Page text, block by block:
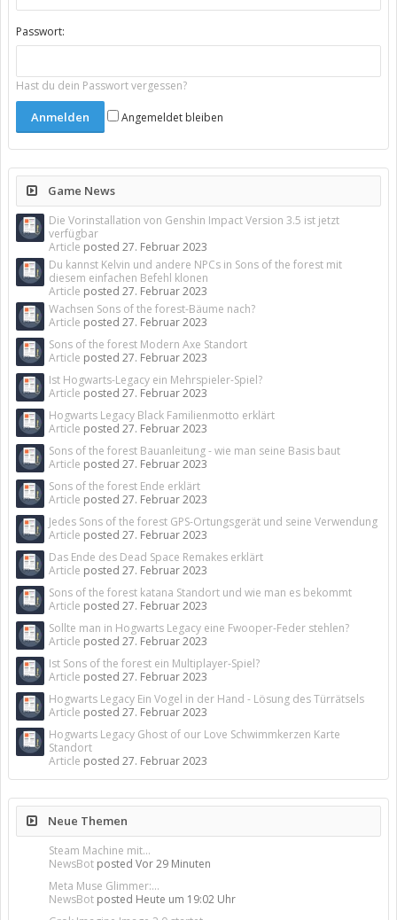
Passwort:
Hast du dein Passwort vergessen?
Angemeldet bleiben
Game News
Die Vorinstallation von Genshin Impact Version 3.5 ist jetzt
verfügbar
Article posted 27. Februar 2023
Du kannst Kelvin und andere NPCs in Sons of the forest mit
diesem einfachen Befehl klonen
Article posted 27. Februar 2023
Wachsen Sons of the forest-Bäume nach?
Article posted 27. Februar 2023
Sons of the forest Modern Axe Standort
Article posted 27. Februar 2023
Ist Hogwarts-Legacy ein Mehrspieler-Spiel?
Article posted 27. Februar 2023
Hogwarts Legacy Black Familienmotto erklärt
Article posted 27. Februar 2023
Sons of the forest Bauanleitung - wie man seine Basis baut
Article posted 27. Februar 2023
Sons of the forest Ende erklärt
Article posted 27. Februar 2023
Jedes Sons of the forest GPS-Ortungsgerät und seine Verwendung
Article posted 27. Februar 2023
Das Ende des Dead Space Remakes erklärt
Article posted 27. Februar 2023
Sons of the forest katana Standort und wie man es bekommt
Article posted 27. Februar 2023
Sollte man in Hogwarts Legacy eine Fwooper-Feder stehlen?
Article posted 27. Februar 2023
Ist Sons of the forest ein Multiplayer-Spiel?
Article posted 27. Februar 2023
Hogwarts Legacy Ein Vogel in der Hand - Lösung des Türrätsels
Article posted 27. Februar 2023
Hogwarts Legacy Ghost of our Love Schwimmkerzen Karte
Standort
Article posted 27. Februar 2023
Neue Themen
Steam Machine mit...
NewsBot posted Vor 29 Minuten
Meta Muse Glimmer:...
NewsBot posted Heute um 19:02 Uhr